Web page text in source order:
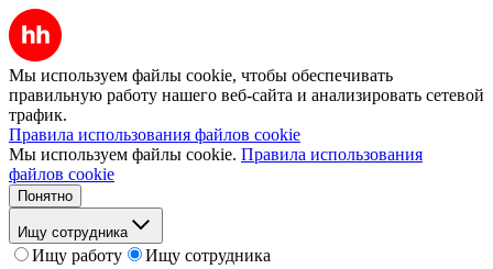
Мы используем файлы cookie, чтобы обеспечивать
правильную работу нашего веб-сайта и анализировать сетевой
трафик.
Правила использования файлов cookie
Мы используем файлы cookie. Правила использования
файлов cookie
Понятно
Ищу сотрудника
Ищу работу
Ищу сотрудника